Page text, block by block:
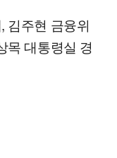
김주현 금융위
목 대통령실 경